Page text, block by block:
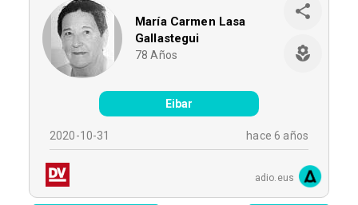
María Carmen Lasa
Gallastegui
78 Años
Eibar
2020-10-31 hace 6 años
adio.eus